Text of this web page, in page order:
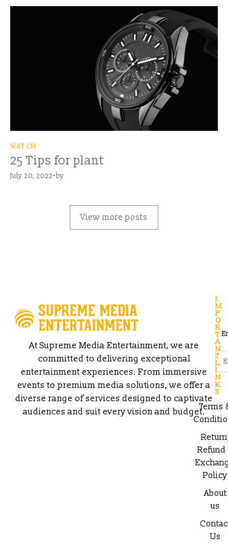
WATCH
25 Tips for plant
July 20, 2022 by
View more posts
At Supreme Media Entertainment, we are
committed to delivering exceptional
entertainment experiences. From immersive
events to premium media solutions, we offer a
diverse range of services designed to captivate
audiences and suit every vision and budget.
I
M
P
O
R
T
A
N
T
L
I
N
K
S
Terms
Refund
Policy
About
us
Us